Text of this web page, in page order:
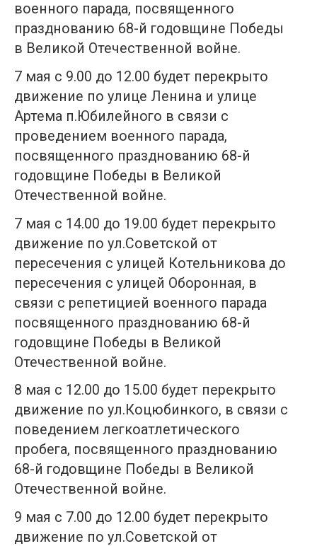
военного парада, посвященного
празднованию 68-й годовщине Победы
в Великой Отечественной войне.
7 мая с 9.00 до 12.00 будет перекрыто
движение по улице Ленина и улице
Артема п.Юбилейного в связи с
проведением военного парада,
посвященного празднованию 68-й
годовщине Победы в Великой
Отечественной войне.
7 мая с 14.00 до 19.00 будет перекрыто
движение по ул.Советской от
пересечения с улицей Котельникова до
пересечения с улицей Оборонная, в
связи с репетицией военного парада
посвященного празднованию 68-й
годовщине Победы в Великой
Отечественной войне.
8 мая с 12.00 до 15.00 будет перекрыто
движение по ул.Коцюбинкого, в связи с
поведением легкоатлетического
пробега, посвященного празднованию
68-й годовщине Победы в Великой
Отечественной войне.
9 мая с 7.00 до 12.00 будет перекрыто
движение по ул.Советской от